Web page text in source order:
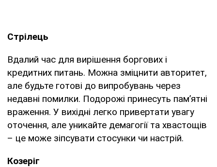
Стрілець
Вдалий час для вирішення боргових і
кредитних питань. Можна зміцнити авторитет,
але будьте готові до випробувань через
недавні помилки. Подорожі принесуть пам’ятні
враження. У вихідні легко привертати увагу
оточення, але уникайте демагогії та хвастощів
– це може зіпсувати стосунки чи настрій.
Козеріг